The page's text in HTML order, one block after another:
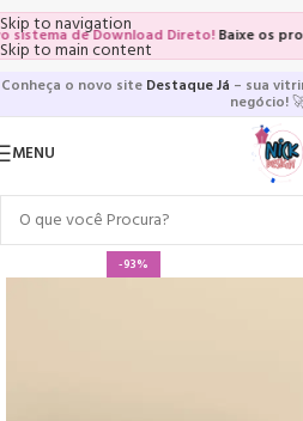
Skip to navigation
Skip to main content
de Download Direto!Baixe os
Conheça o novo site Destaque Já – sua
negócio!
MENU
-93%